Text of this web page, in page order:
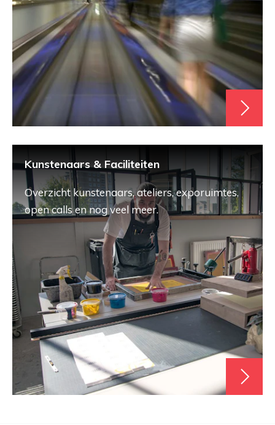
Kunstenaars & Faciliteiten
Overzicht kunstenaars, ateliers, exporuimtes,
open calls en nog veel meer.